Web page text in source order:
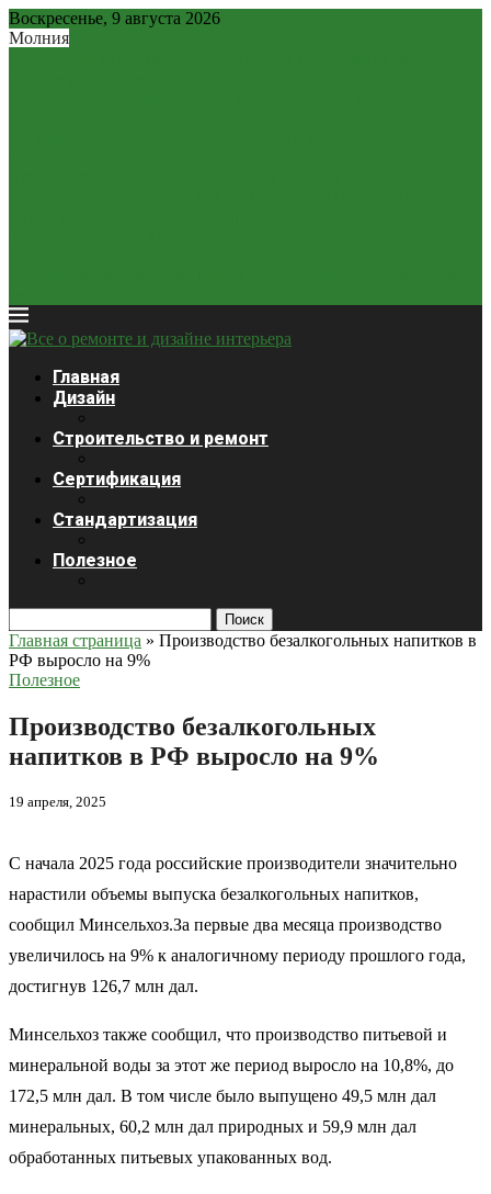
Воскресенье, 9 августа 2026
Молния
Главная
Дизайн
Строительство и ремонт
Сертификация
Стандартизация
Полезное
Поиск
Главная страница » Производство безалкогольных напитков в
РФ выросло на 9%
Полезное
Производство безалкогольных
напитков в РФ выросло на 9%
19 апреля, 2025
С начала 2025 года российские производители значительно
нарастили объемы выпуска безалкогольных напитков,
сообщил Минсельхоз.За первые два месяца производство
увеличилось на 9% к аналогичному периоду прошлого года,
достигнув 126,7 млн дал.
Минсельхоз также сообщил, что производство питьевой и
минеральной воды за этот же период выросло на 10,8%, до
172,5 млн дал. В том числе было выпущено 49,5 млн дал
минеральных, 60,2 млн дал природных и 59,9 млн дал
обработанных питьевых упакованных вод.